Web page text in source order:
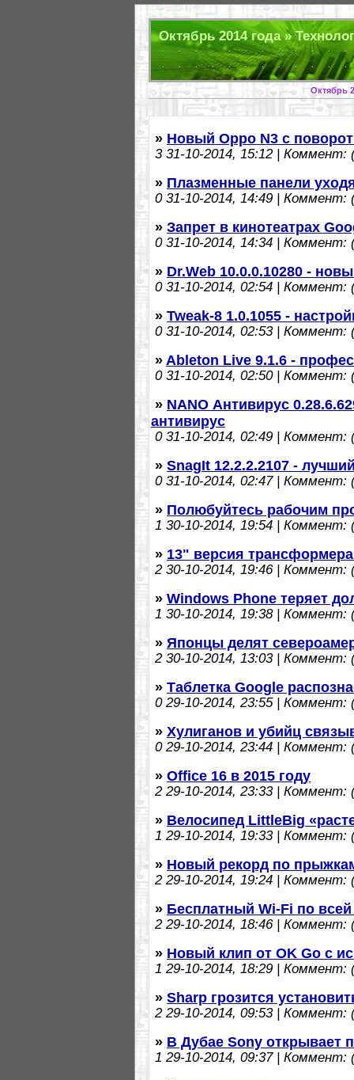
Октябрь 2014 года »
Октябрь
» Новый Oppo N3 с
331-10-2014, 15:12 | Коммент:
» Плазменные панели
031-10-2014, 14:49 | Коммент:
» Запрет в кинотеатрах
031-10-2014, 14:34 | Коммент:
» Dr.Web 10.0.0.10280 -
031-10-2014, 02:54 | Коммент:
» Tweak-8 1.0.1055 -
031-10-2014, 02:53 | Коммент:
» Ableton Live 9.1.6 -
031-10-2014, 02:50 | Коммент:
» NANO Антивирус
антивирус
031-10-2014, 02:49 | Коммент:
» SnagIt 12.2.2.2107 -
031-10-2014, 02:47 | Коммент:
» Полюбуйтесь рабочим
1 30-10-2014, 19:54 | Коммент:
» 13" версия
230-10-2014, 19:46 | Коммент:
» Windows Phone теряет
1 30-10-2014, 19:38 | Коммент:
» Японцы делят
230-10-2014, 13:03 | Коммент:
» Таблетка Google
029-10-2014, 23:55 | Коммент:
» Хулиганов и убийц
029-10-2014, 23:44 | Коммент:
» Office 16 в 2015 году
229-10-2014, 23:33 | Коммент:
» Велосипед LittleBig
1 29-10-2014, 19:33 | Коммент:
» Новый рекорд по
229-10-2014, 19:24 | Коммент:
» Бесплатный Wi-Fi по
229-10-2014, 18:46 | Коммент:
» Новый клип от OK Go с
1 29-10-2014, 18:29 | Коммент:
» Sharp грозится
229-10-2014, 09:53 | Коммент:
» В Дубае Sony открывает
1 29-10-2014, 09:37 | Коммент: